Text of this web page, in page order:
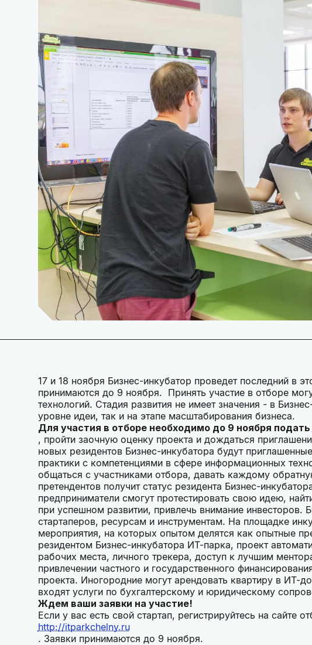
17 и 18 ноября Бизнес-инкубатор проведет последний в
принимаются до 9 ноября. Принять участие в отборе
технологий. Стадия развития не имеет значения - в
уровне идеи, так и на этапе масштабирования бизнеса.
Для участия в отборе необходимо до 9 ноября подать
, пройти заочную оценку проекта и дождаться
новых резидентов Бизнес-инкубатора будут
практики с компетенциями в сфере информационных
общаться с участниками отбора, давать каждому
претендентов получит статус резидента Бизнес-
предприниматели смогут протестировать свою идею,
при успешном развитии, привлечь внимание инвесторов.
стартаперов, ресурсам и инструментам. На площадке
мероприятия, на которых опытом делятся как опытные
резидентом Бизнес-инкубатора ИТ-парка, проект
рабочих места, личного трекера, доступ к лучшим
привлечении частного и государственного
проекта. Иногородние могут арендовать квартиру в ИТ-
входят услуги по бухгалтерскому и юридическому
Ждем ваши заявки на участие!
Если у вас есть свой стартап, регистрируйтесь на сайте
http://itparkchelny.ru
. Заявки принимаются до 9 ноября.